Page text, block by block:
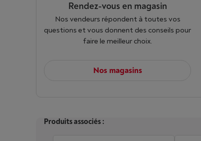
Rendez-vous en magasin
Nos vendeurs répondent à toutes vos
questions et vous donnent des conseils pour
faire le meilleur choix.
Nos magasins
Produits associés :